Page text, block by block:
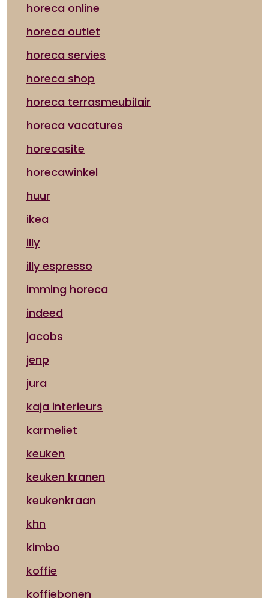
horeca online
horeca outlet
horeca servies
horeca shop
horeca terrasmeubilair
horeca vacatures
horecasite
horecawinkel
huur
ikea
illy
illy espresso
imming horeca
indeed
jacobs
jenp
jura
kaja interieurs
karmeliet
keuken
keuken kranen
keukenkraan
khn
kimbo
koffie
koffiebonen